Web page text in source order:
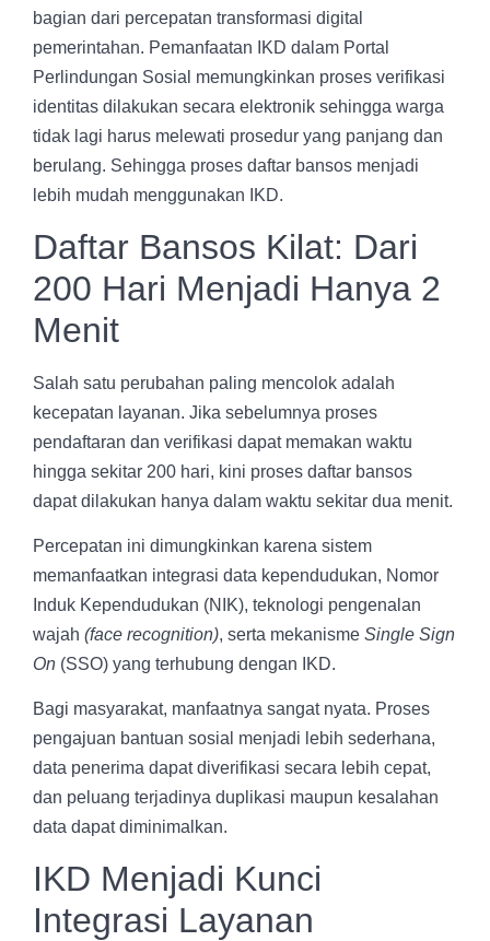
bagian dari percepatan transformasi digital
pemerintahan. Pemanfaatan IKD dalam Portal
Perlindungan Sosial memungkinkan proses verifikasi
identitas dilakukan secara elektronik sehingga warga
tidak lagi harus melewati prosedur yang panjang dan
berulang. Sehingga proses daftar bansos menjadi
lebih mudah menggunakan IKD.
Daftar Bansos Kilat: Dari
200 Hari Menjadi Hanya 2
Menit
Salah satu perubahan paling mencolok adalah
kecepatan layanan. Jika sebelumnya proses
pendaftaran dan verifikasi dapat memakan waktu
hingga sekitar 200 hari, kini proses daftar bansos
dapat dilakukan hanya dalam waktu sekitar dua menit.
Percepatan ini dimungkinkan karena sistem
memanfaatkan integrasi data kependudukan, Nomor
Induk Kependudukan (NIK), teknologi pengenalan
wajah (face recognition), serta mekanisme Single Sign
On (SSO) yang terhubung dengan IKD.
Bagi masyarakat, manfaatnya sangat nyata. Proses
pengajuan bantuan sosial menjadi lebih sederhana,
data penerima dapat diverifikasi secara lebih cepat,
dan peluang terjadinya duplikasi maupun kesalahan
data dapat diminimalkan.
IKD Menjadi Kunci
Integrasi Layanan